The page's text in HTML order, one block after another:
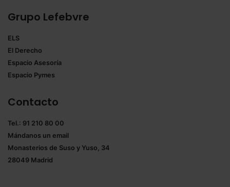
Grupo Lefebvre
ELS
El Derecho
Espacio Asesoría
Espacio Pymes
Contacto
Tel.: 91 210 80 00
Mándanos un email
Monasterios de Suso y Yuso, 34
28049 Madrid